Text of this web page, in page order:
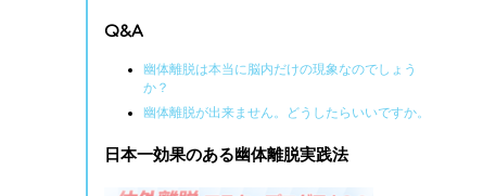
Q&A
幽体離脱は本当に脳内だけの現象なのでしょう
か？
幽体離脱が出来ません。どうしたらいいですか。
日本一効果のある幽体離脱実践法